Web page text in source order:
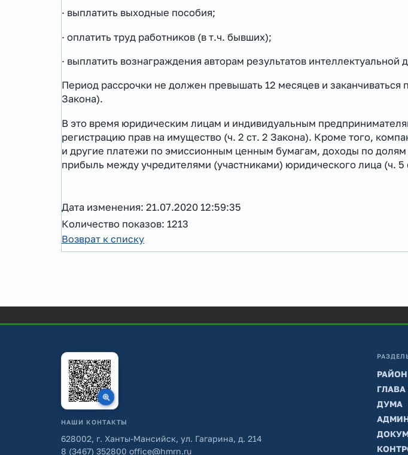
· выплатить выходные пособия;
· оплатить труд работников (в т.ч. бывших);
· выплатить вознаграждения авторам результатов интеллектуальной
Период рассрочки не должен превышать 12 месяцев и заканчиваться
Закона).
В это время юридическим лицам и индивидуальным
регистрацию прав на имущество (ч. 2 ст. 2 Закона). Кроме того,
и другие платежи по эмиссионным ценным бумагам, доходы по
прибыль между учредителями (участниками) юридического лица (ч. 5
Дата изменения: 21.07.2020 12:59:35
Количество показов: 1213
Возврат к списку
НАШИ КОНТАКТЫ
628002, г. Ханты-Мансийск, ул. Гагарина, д. 214
8 (3467) 352800 office@hmrn.ru
РАЙОН
ДУМА